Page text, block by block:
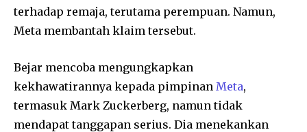
terhadap remaja, terutama perempuan. Namun,
Meta membantah klaim tersebut.
Bejar mencoba mengungkapkan
kekhawatirannya kepada pimpinan Meta,
termasuk Mark Zuckerberg, namun tidak
mendapat tanggapan serius. Dia menekankan